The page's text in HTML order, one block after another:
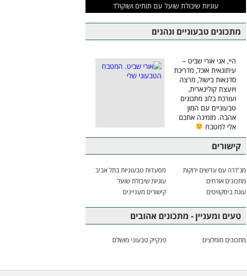
עוגיות שיבולת שועל עם תותים ושוקולד
מתכונים טבעוניים ונהנים
היי, אני אורי שביט –
עיתונאית אוכל, מדריכת
סדנאות בישול, מרצה
ויועצת קולינארית,
ועורכת בלוג מתכונים
טבעוניים עם המון
אהבה. מזמינה אתכם
אלי למטבח
קישורים
מג'דרה עם עדשים ירוקות
מסעדות טבעוניות בתל אביב
מתכונים אורחים
עוגיות שיבולת שועל
עוגת ביסקוויטים
קישורים מעניינים
טעים ומעניין - מתכונים אהובים
מתכונים מומלצים פנקייק טבעוני מושלם